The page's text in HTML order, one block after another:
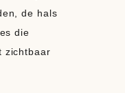
de hals
die
zichtbaar